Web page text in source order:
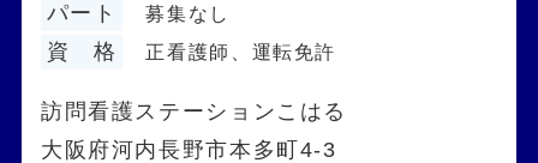
パート 募集なし
資 格 正看護師、運転免許
訪問看護ステーションこはる
大阪府河内長野市本多町4-3